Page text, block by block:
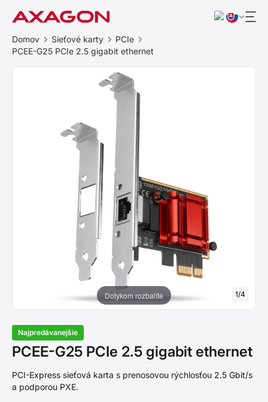
Domov Sieťové karty
PCIe
PCEE-G25 PCIe 2.5 gigabit ethernet
Dotykom rozbalíte 1/4
Najpredávanejšie
PCEE-G25 PCIe 2.5 gigabit ethernet
PCI-Express sieťová karta s prenosovou rýchlosťou 2.5 Gbit/s
a podporou PXE.